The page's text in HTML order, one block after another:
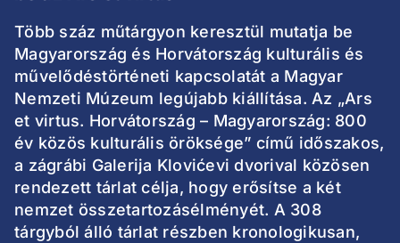
Több száz műtárgyon keresztül mutatja be
Magyarország és Horvátország kulturális és
művelődéstörténeti kapcsolatát a Magyar
Nemzeti Múzeum legújabb kiállítása. Az „Ars
et virtus. Horvátország – Magyarország: 800
év közös kulturális öröksége” című időszakos,
a zágrábi Galerija Klovićevi dvorival közösen
rendezett tárlat célja, hogy erősítse a két
nemzet összetartozásélményét. A 308
tárgyból álló tárlat részben kronologikusan,